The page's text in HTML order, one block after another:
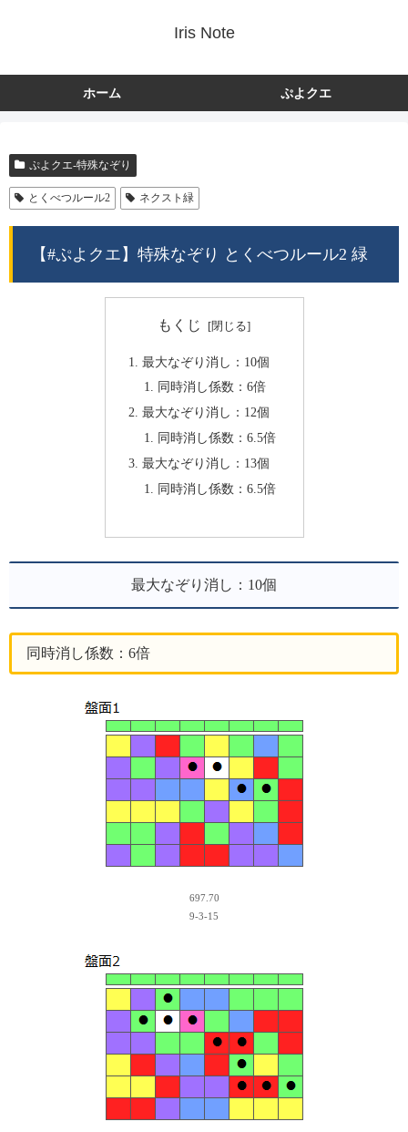
Iris Note
ホーム ぷよクエ
ぷよクエ-特殊なぞり
とくべつルール2 ネクスト緑
【#ぷよクエ】特殊なぞり とくべつルール2 緑
もくじ
最大なぞり消し：10個
同時消し係数：6倍
最大なぞり消し：12個
同時消し係数：6.5倍
最大なぞり消し：13個
同時消し係数：6.5倍
最大なぞり消し：10個
同時消し係数：6倍
697.70
9-3-15